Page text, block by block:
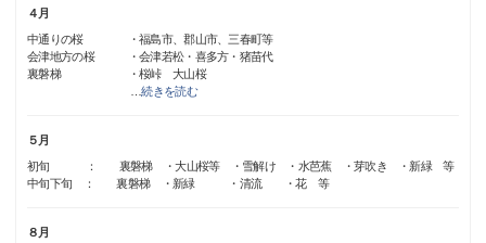
４月
中通りの桜 ・福島市、郡山市、三春町等
会津地方の桜 ・会津若松・喜多方・猪苗代
裏磐梯 ・桜峠 大山桜
…続きを読む
５月
初旬 ： 裏磐梯 ・大山桜等 ・雪解け ・水芭蕉 ・芽吹き ・新緑 等
中旬下旬 ： 裏磐梯 ・新緑 ・清流 ・花 等
８月